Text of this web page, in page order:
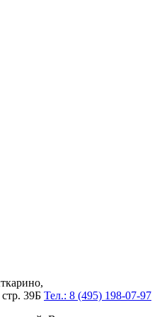
39Б Тел.: 8 (495) 198-07-97